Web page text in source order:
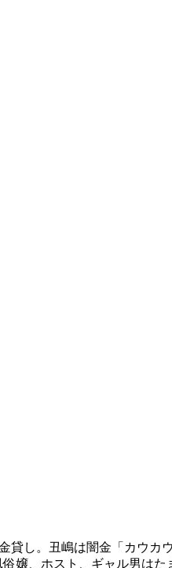
貸し。丑嶋は闇金「カウ
嬢、ホスト、ギャル男は